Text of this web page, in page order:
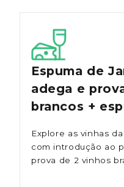
Espuma de
adega e
brancos +
Explore as vinhas
com introdução ao
prova de 2 vinhos